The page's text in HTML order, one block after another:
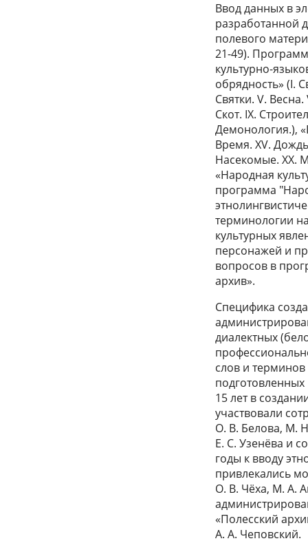
Ввод данных в
разработанной
полевого
21-49).
культурно-
обрядность» (I.
Святки. V.
Скот. IX.
Демонология.),
Время. XV.
Насекомые. XX.
«Народная
программа
терминологии
культурных
персонажей и
вопросов в
архив».
Специфика
диалектных
слов и
15 лет в
участвовали
О. В. Белова, М.
Е. С. Узенёва и
годы к вводу
привлекались
О. В. Чёха, М. А.
«Полесский
А. А. Чеповский.